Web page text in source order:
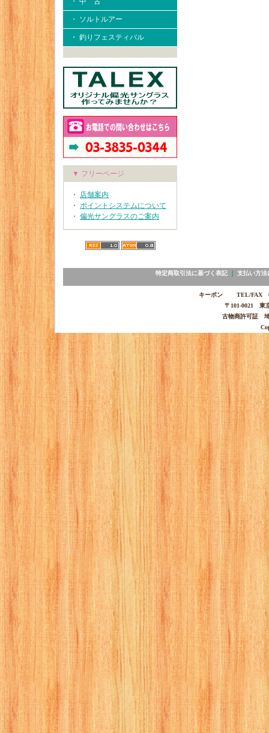
・ ソルトルアー
・ 釣りフェスティバル
▼ フリーページ
・ 店舗案内
・ ポイントシステムについて
・ 偏光サングラスのご案内
特定商取引法に基づく表記｜ 支払い方法
キーポン TEL/FAX
〒101-0021 東
古物商許可証